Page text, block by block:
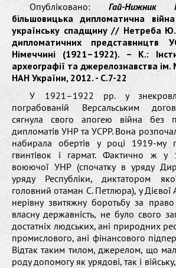
Опубліковано: Гай-Нижник
більшовицька дипломатична
українську спадщину // Нетреба
дипломатичних
Німеччині (1921–1922). – К.:
археографії та джерелознавства ім.
НАН України, 2012. - C.7-22
У 1921–1922 рр. у
пограбованій Версальським
сягнула свого апогею війна без
дипломатів УНР та УСРР. Вона
набирала обертів у році 1919-му
гвинтівок і гармат. Фактично ж
воюючої УНР (спочатку в уряду
уряду Республіки, диктатором
головний отаман С. Петлюра), у Дієвої
нерівну звитяжну боротьбу за
власну державність, не було свого
достатніх людських, ані природних
промислового, ані фінансового
Відтак таким тилом, джерелом, що
роду допомогу як урядові, так і